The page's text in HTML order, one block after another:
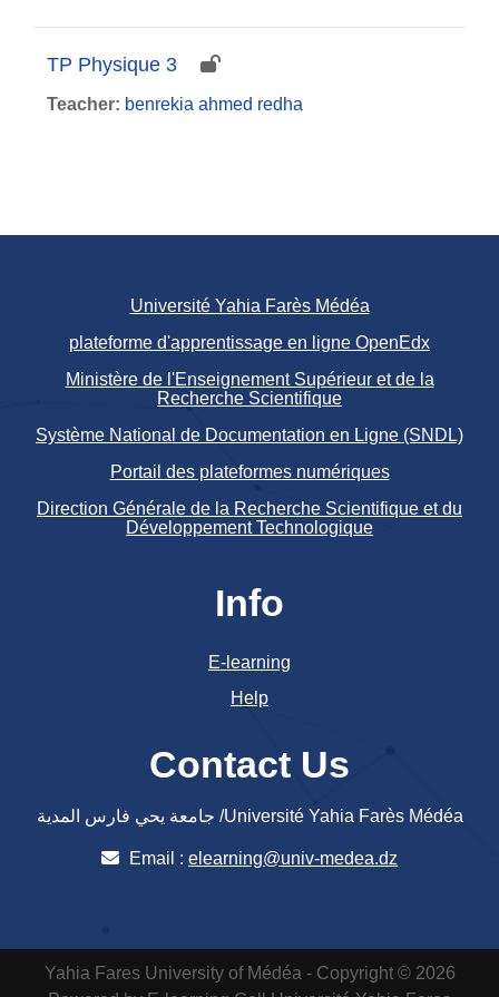
TP Physique 3
Teacher: benrekia ahmed redha
Université Yahia Farès Médéa
plateforme d'apprentissage en ligne OpenEdx
Ministère de l'Enseignement Supérieur et de la
Recherche Scientifique
Système National de Documentation en Ligne (SNDL)
Portail des plateformes numériques
Direction Générale de la Recherche Scientifique et du
Développement Technologique
Info
E-learning
Help
Contact Us
جامعة يحي فارس المدية /Université Yahia Farès Médéa
Email : elearning@univ-medea.dz
Yahia Fares University of Médéa - Copyright © 2026